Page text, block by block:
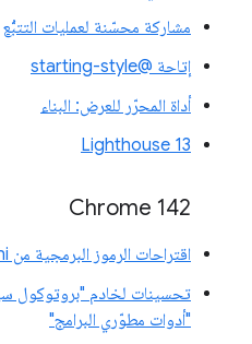
مشاركة محسّنة لعمليات التتبُّع
إتاحة @starting-style
أداة المحرّر للعرض: البناء
Lighthouse 13
Chrome 142
اقتراحات الرموز البرمجية من Gemini
"أدوات مطوّري البرامج"